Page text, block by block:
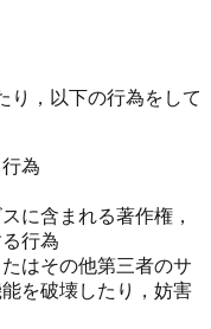
り，以下の行為をして
為
に含まれる著作権，
行為
はその他第三者のサ
を破壊したり，妨害